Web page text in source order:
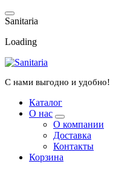
Перейти
к
Sanitaria
Loading
С нами выгодно и удобно!
Каталог
О нас
О компании
Доставка
Контакты
Корзина